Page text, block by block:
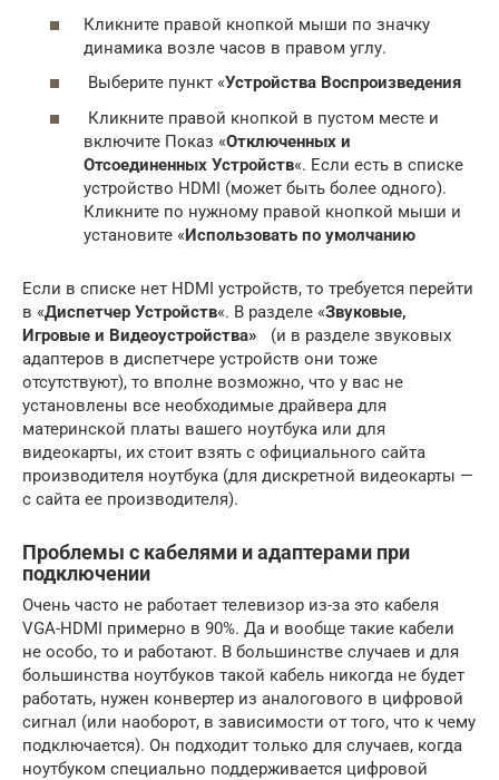
Кликните правой кнопкой мыши по значку
динамика возле часов в правом углу.
Выберите пункт «Устройства Воспроизведения
Кликните правой кнопкой в пустом месте и
включите Показ «Отключенных и
Отсоединенных Устройств«. Если есть в списке
устройство HDMI (может быть более одного).
Кликните по нужному правой кнопкой мыши и
установите «Использовать по умолчанию
Если в списке нет HDMI устройств, то требуется перейти
в «Диспетчер Устройств«. В разделе «Звуковые,
Игровые и Видеоустройства» (и в разделе звуковых
адаптеров в диспетчере устройств они тоже
отсутствуют), то вполне возможно, что у вас не
установлены все необходимые драйвера для
материнской платы вашего ноутбука или для
видеокарты, их стоит взять с официального сайта
производителя ноутбука (для дискретной видеокарты —
с сайта ее производителя).
Проблемы с кабелями и адаптерами при
подключении
Очень часто не работает телевизор из-за это кабеля
VGA-HDMI примерно в 90%. Да и вообще такие кабели
не особо, то и работают. В большинстве случаев и для
большинства ноутбуков такой кабель никогда не будет
работать, нужен конвертер из аналогового в цифровой
сигнал (или наоборот, в зависимости от того, что к чему
подключается). Он подходит только для случаев, когда
ноутбуком специально поддерживается цифровой